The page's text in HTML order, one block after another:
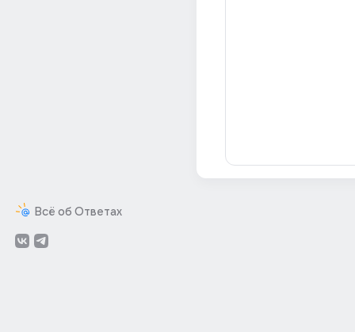
Всё об Ответах